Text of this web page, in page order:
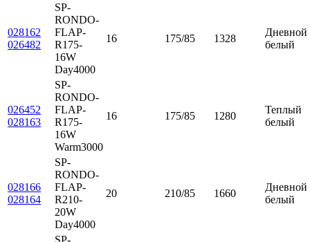
028162
026482
SP-
RONDO-
FLAP-
R175-
16W
Day4000
16 175/85 1328
Дневной
белый
026452
028163
SP-
RONDO-
FLAP-
R175-
16W
Warm3000
16 175/85 1280
Теплый
белый
028166
028164
SP-
RONDO-
FLAP-
R210-
20W
Day4000
20 210/85 1660
Дневной
белый
SP-